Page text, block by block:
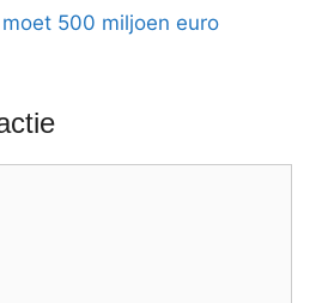
500 miljoen euro